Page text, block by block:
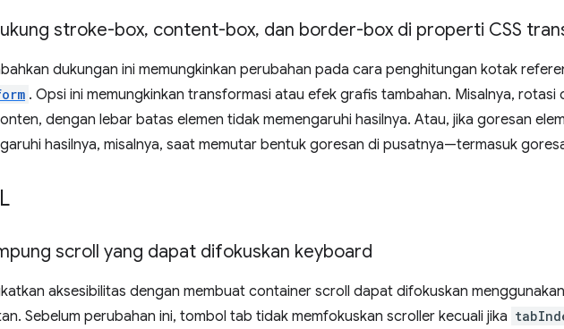
stroke-box, content-box, dan border-box di properti CSS
dukungan ini memungkinkan perubahan pada cara penghitungan kotak
. Opsi ini memungkinkan transformasi atau efek grafis tambahan. Misalnya, rotasi
dengan lebar batas elemen tidak memengaruhi hasilnya. Atau, jika goresan
hasilnya, misalnya, saat memutar bentuk goresan di pusatnya—termasuk
scroll yang dapat difokuskan keyboard
aksesibilitas dengan membuat container scroll dapat difokuskan
Sebelum perubahan ini, tombol tab tidak memfokuskan scroller kecuali jika